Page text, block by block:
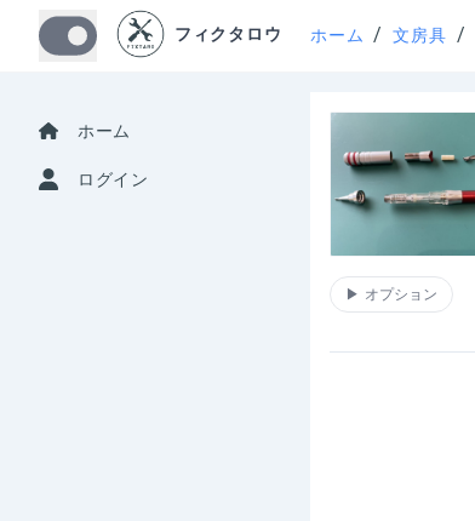
ホーム
ログイン
フィクタロウ ホーム / 文房具 /
▶ オプション